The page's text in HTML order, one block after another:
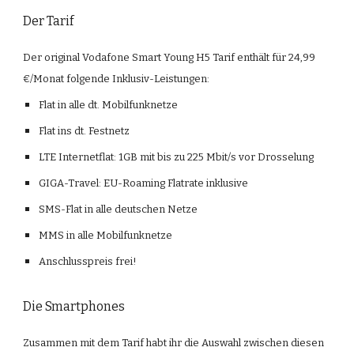
Der Tarif
Der original Vodafone Smart Young H5 Tarif enthält für 24,99
€/Monat folgende Inklusiv-Leistungen:
Flat in alle dt. Mobilfunknetze
Flat ins dt. Festnetz
LTE Internetflat: 1GB mit bis zu 225 Mbit/s vor Drosselung
GIGA-Travel: EU-Roaming Flatrate inklusive
SMS-Flat in alle deutschen Netze
MMS in alle Mobilfunknetze
Anschlusspreis frei!
Die Smartphones
Zusammen mit dem Tarif habt ihr die Auswahl zwischen diesen